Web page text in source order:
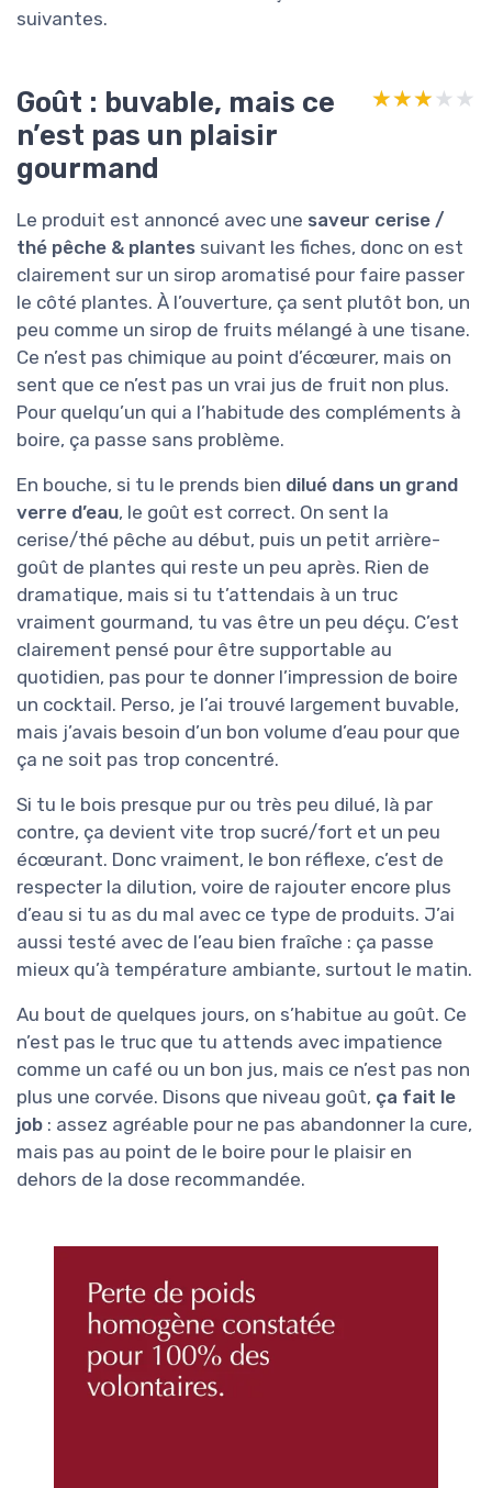
suivantes.
Goût : buvable, mais ce
n’est pas un plaisir
gourmand
★★★★★
★★★★★
Le produit est annoncé avec une saveur cerise /
thé pêche & plantes suivant les fiches, donc on est
clairement sur un sirop aromatisé pour faire passer
le côté plantes. À l’ouverture, ça sent plutôt bon, un
peu comme un sirop de fruits mélangé à une tisane.
Ce n’est pas chimique au point d’écœurer, mais on
sent que ce n’est pas un vrai jus de fruit non plus.
Pour quelqu’un qui a l’habitude des compléments à
boire, ça passe sans problème.
En bouche, si tu le prends bien dilué dans un grand
verre d’eau, le goût est correct. On sent la
cerise/thé pêche au début, puis un petit arrière-
goût de plantes qui reste un peu après. Rien de
dramatique, mais si tu t’attendais à un truc
vraiment gourmand, tu vas être un peu déçu. C’est
clairement pensé pour être supportable au
quotidien, pas pour te donner l’impression de boire
un cocktail. Perso, je l’ai trouvé largement buvable,
mais j’avais besoin d’un bon volume d’eau pour que
ça ne soit pas trop concentré.
Si tu le bois presque pur ou très peu dilué, là par
contre, ça devient vite trop sucré/fort et un peu
écœurant. Donc vraiment, le bon réflexe, c’est de
respecter la dilution, voire de rajouter encore plus
d’eau si tu as du mal avec ce type de produits. J’ai
aussi testé avec de l’eau bien fraîche : ça passe
mieux qu’à température ambiante, surtout le matin.
Au bout de quelques jours, on s’habitue au goût. Ce
n’est pas le truc que tu attends avec impatience
comme un café ou un bon jus, mais ce n’est pas non
plus une corvée. Disons que niveau goût, ça fait le
job : assez agréable pour ne pas abandonner la cure,
mais pas au point de le boire pour le plaisir en
dehors de la dose recommandée.